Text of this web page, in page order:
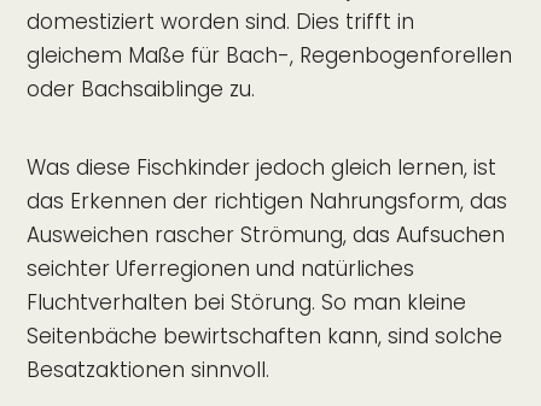
domestiziert worden sind. Dies trifft in
gleichem Maße für Bach-, Regenbogenforellen
oder Bachsaiblinge zu.
Was diese Fischkinder jedoch gleich lernen, ist
das Erkennen der richtigen Nahrungsform, das
Ausweichen rascher Strömung, das Aufsuchen
seichter Uferregionen und natürliches
Fluchtverhalten bei Störung. So man kleine
Seitenbäche bewirtschaften kann, sind solche
Besatzaktionen sinnvoll.